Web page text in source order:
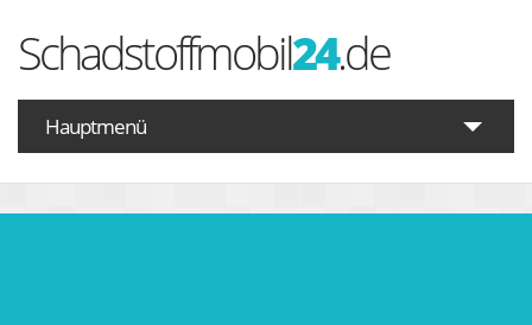
Schadstoffmobil24.de
Hauptmenü
Startseite